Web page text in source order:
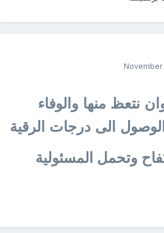
نتعظ منها والوفاء
الوصول الى درجات الرقية
وتحمل المسئولية